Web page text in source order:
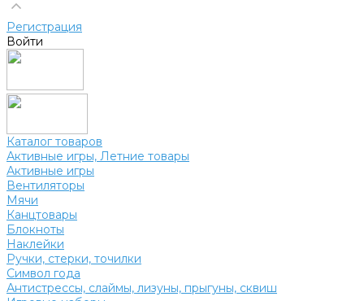
Регистрация
Войти
Каталог товаров
Активные игры, Летние товары
Активные игры
Вентиляторы
Мячи
Канцтовары
Блокноты
Наклейки
Ручки, стерки, точилки
Символ года
Антистрессы, слаймы, лизуны, прыгуны, сквиш